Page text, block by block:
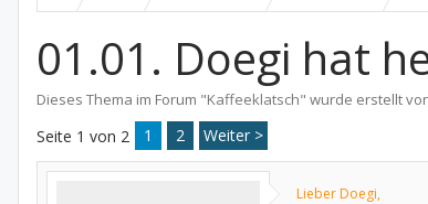
01.01. Doegi hat
Dieses Thema im Forum "Kaffeeklatsch" wurde erstellt
Seite 1 von 2 1 2 Weiter >
Lieber Doegi,